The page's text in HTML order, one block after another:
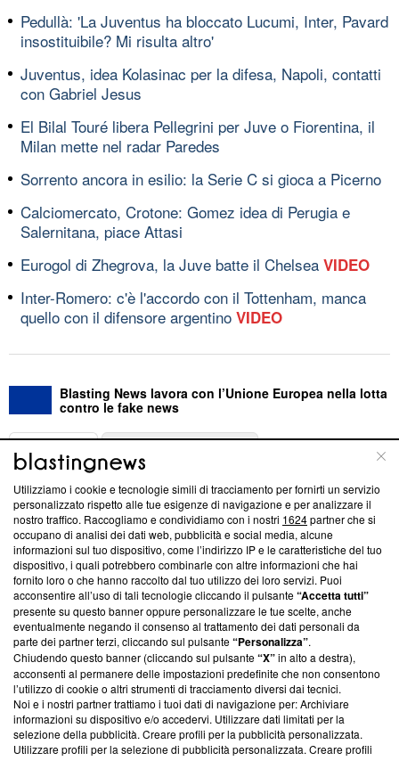
Pedullà: 'La Juventus ha bloccato Lucumi, Inter, Pavard
insostituibile? Mi risulta altro'
Juventus, idea Kolasinac per la difesa, Napoli, contatti
con Gabriel Jesus
El Bilal Touré libera Pellegrini per Juve o Fiorentina, il
Milan mette nel radar Paredes
Sorrento ancora in esilio: la Serie C si gioca a Picerno
Calciomercato, Crotone: Gomez idea di Perugia e
Salernitana, piace Attasi
Eurogol di Zhegrova, la Juve batte il Chelsea VIDEO
Inter-Romero: c'è l'accordo con il Tottenham, manca
quello con il difensore argentino VIDEO
Blasting News lavora con l’Unione Europea nella lotta
contro le fake news
ABOUT
Questa sezione offre informazioni trasparenti su Blasting
News, sui nostri processi editoriali e su come ci impegniamo a
creare news di qualità. Inoltre, afferma la nostra aderenza a
‘Trust Project - News with Integrity’Blasting News non è
ancora membro del programma, ma ha richiesto di farne
parte; Trust Project non ha ancora effettuato una verifica di
conformità agli standard.
Su di noi
Team editoriale
Corporate
Redazione
Utilizziamo i cookie e tecnologie simili di tracciamento per fornirti un servizio
personalizzato rispetto alle tue esigenze di navigazione e per analizzare il
nostro traffico. Raccogliamo e condividiamo con i nostri 1624partner che si
occupano di analisi dei dati web, pubblicità e social media, alcune
informazioni sul tuo dispositivo, come l’indirizzo IP e le caratteristiche del tuo
dispositivo, i quali potrebbero combinarle con altre informazioni che hai
fornito loro o che hanno raccolto dal tuo utilizzo dei loro servizi. Puoi
acconsentire all’uso di tali tecnologie cliccando il pulsante“Accetta tutti”
presente su questo banner oppure personalizzare le tue scelte, anche
eventualmente negando il consenso al trattamento dei dati personali da
parte dei partner terzi, cliccando sul pulsante“Personalizza”.
Chiudendo questo banner (cliccando sul pulsante“X”in alto a destra),
acconsenti al permanere delle impostazioni predefinite che non consentono
l’utilizzo di cookie o altri strumenti di tracciamento diversi dai tecnici.
Noi e i nostri partner trattiamo i tuoi dati di navigazione per: Archiviare
informazioni su dispositivo e/o accedervi. Utilizzare dati limitati per la
selezione della pubblicità. Creare profili per la pubblicità personalizzata.
Utilizzare profili per la selezione di pubblicità personalizzata. Creare profili